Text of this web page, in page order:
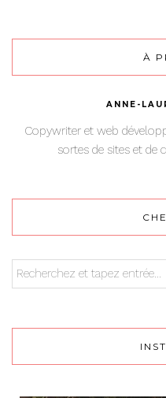
À
ANNE-
Copywriter et web
sortes de sites et de